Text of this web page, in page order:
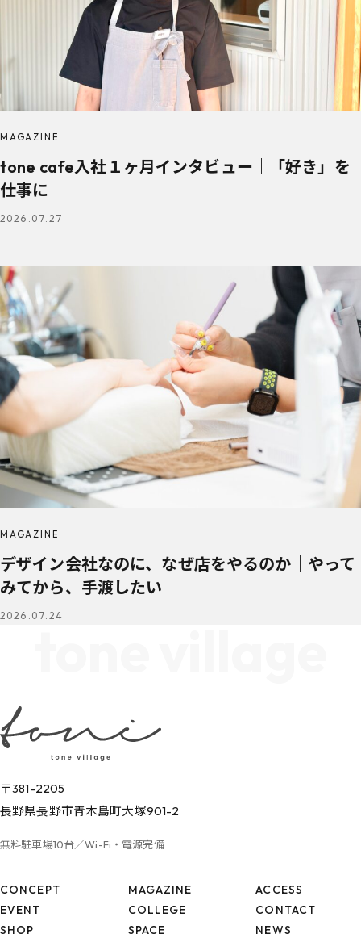
MAGAZINE
tone cafe入社１ヶ月インタビュー｜「好き」を
仕事に
2026.07.27
MAGAZINE
デザイン会社なのに、なぜ店をやるのか｜やって
みてから、手渡したい
2026.07.24
〒381-2205
長野県長野市青木島町大塚901-2
無料駐車場10台／Wi-Fi・電源完備
CONCEPT
EVENT
SHOP
MAGAZINE
COLLEGE
SPACE
ACCESS
CONTACT
NEWS